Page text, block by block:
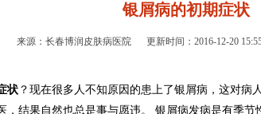
银屑病的初期症状
来源：长春博润皮肤病医院 更新时间：2016-12-20
状 ？现在很多人不知原因的患上了银屑病，这对病
，结果自然也总是事与愿违。 银屑病发病是有季节